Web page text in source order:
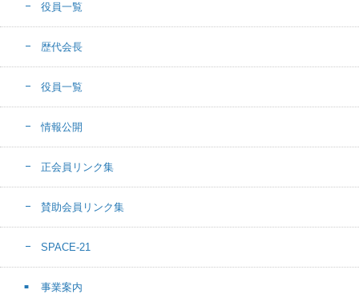
役員一覧
歴代会長
役員一覧
情報公開
正会員リンク集
賛助会員リンク集
SPACE-21
事業案内